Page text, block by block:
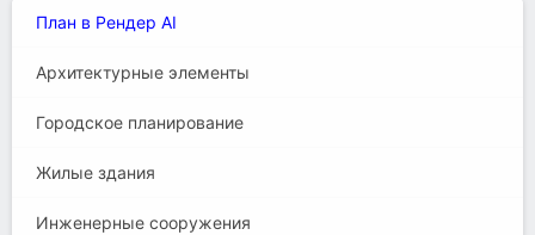
План в Рендер AI
Архитектурные элементы
Городское планирование
Жилые здания
Инженерные сооружения